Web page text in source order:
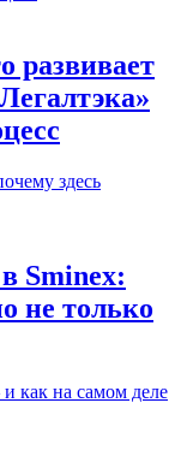
развивает
Sminex:
не только